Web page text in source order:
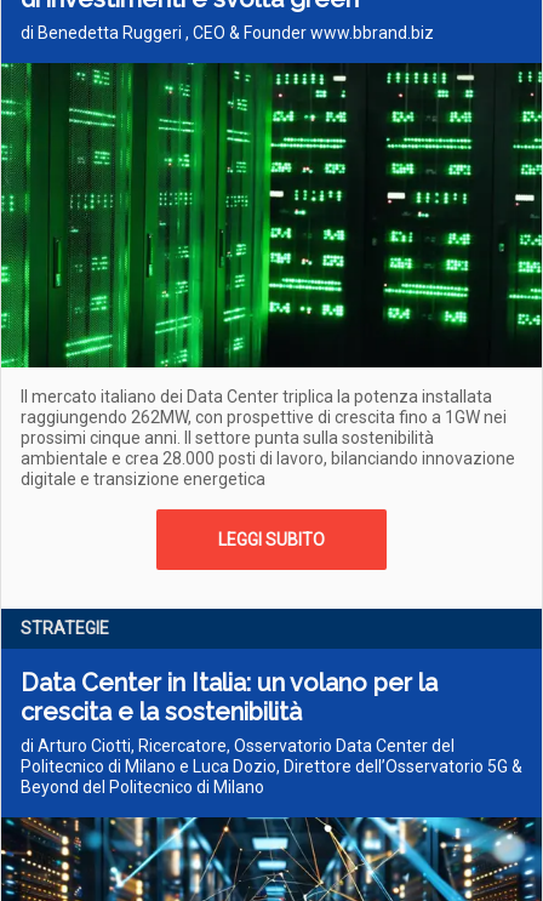
di Benedetta Ruggeri , CEO & Founder www.bbrand.biz
Il mercato italiano dei Data Center triplica la potenza installata
raggiungendo 262MW, con prospettive di crescita fino a 1GW nei
prossimi cinque anni. Il settore punta sulla sostenibilità
ambientale e crea 28.000 posti di lavoro, bilanciando innovazione
digitale e transizione energetica
LEGGI SUBITO
STRATEGIE
Data Center in Italia: un volano per la
crescita e la sostenibilità
di Arturo Ciotti, Ricercatore, Osservatorio Data Center del
Politecnico di Milano e Luca Dozio, Direttore dell’Osservatorio 5G &
Beyond del Politecnico di Milano